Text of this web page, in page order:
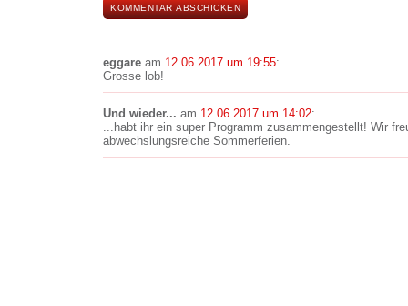
eggare am 12.06.2017 um 19:55:
Grosse lob!
Und wieder... am 12.06.2017 um 14:02:
...habt ihr ein super Programm zusammengestellt! Wir
abwechslungsreiche Sommerferien.